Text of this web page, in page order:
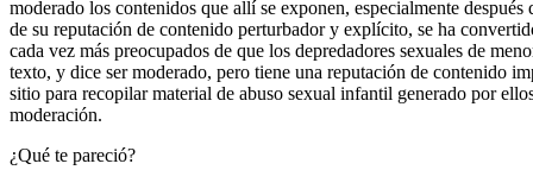
moderado los contenidos que allí se exponen, especialmente
de su reputación de contenido perturbador y explícito, se ha
cada vez más preocupados de que los depredadores sexuales de
texto, y dice ser moderado, pero tiene una reputación de contenido
sitio para recopilar material de abuso sexual infantil generado por
moderación.
¿Qué te pareció?